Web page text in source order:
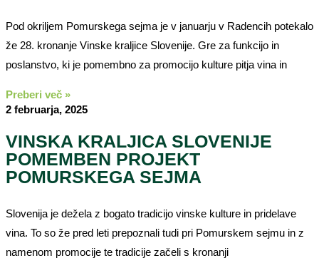
Pod okriljem Pomurskega sejma je v januarju v Radencih potekalo
že 28. kronanje Vinske kraljice Slovenije. Gre za funkcijo in
poslanstvo, ki je pomembno za promocijo kulture pitja vina in
Preberi več »
2 februarja, 2025
VINSKA KRALJICA SLOVENIJE
POMEMBEN PROJEKT
POMURSKEGA SEJMA
Slovenija je dežela z bogato tradicijo vinske kulture in pridelave
vina. To so že pred leti prepoznali tudi pri Pomurskem sejmu in z
namenom promocije te tradicije začeli s kronanji